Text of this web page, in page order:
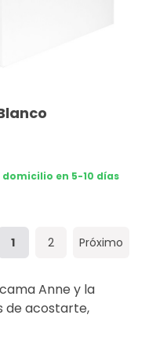
domicilio en 5-10 días
1 2 Próximo
Anne y la
de acostarte,